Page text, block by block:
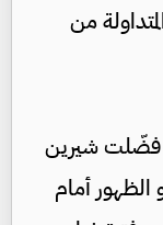
من
فضّلت شيرين
الظهور أمام